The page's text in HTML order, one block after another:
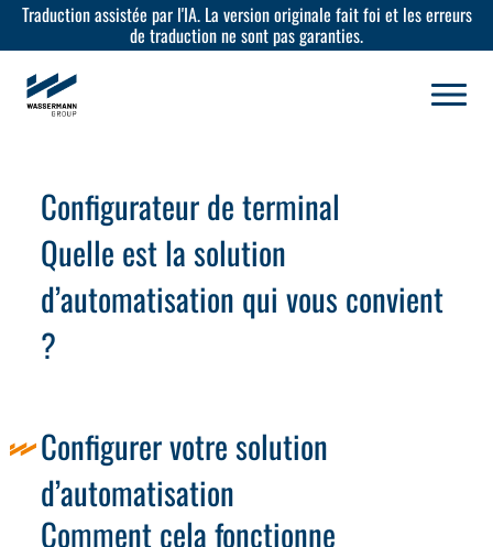
Traduction assistée par l'IA. La version originale fait foi et les erreurs
de traduction ne sont pas garanties.
Configurateur de terminal
Quelle est la solution
d’automatisation qui vous convient
?
Configurer votre solution
d’automatisation
Comment cela fonctionne